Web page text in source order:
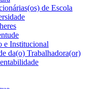
de Escola
e Institucional
da(o) Trabalhadora(or)